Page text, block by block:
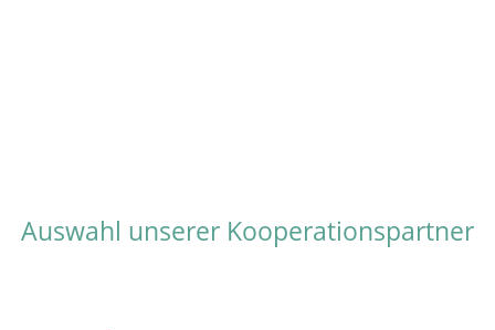
Auswahl unserer Kooperationspartner